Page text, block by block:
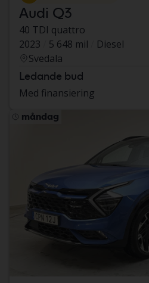
Audi Q3
40 TDI quattro
2023
5 648 mil
Diesel
Svedala
Ledande bud
Med finansiering
måndag